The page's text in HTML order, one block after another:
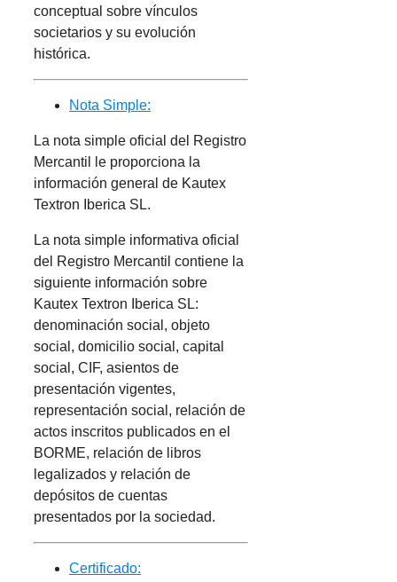
conceptual sobre vínculos
societarios y su evolución
histórica.
Nota Simple:
La nota simple oficial del Registro
Mercantil le proporciona la
información general de Kautex
Textron Iberica SL.
La nota simple informativa oficial
del Registro Mercantil contiene la
siguiente información sobre
Kautex Textron Iberica SL:
denominación social, objeto
social, domicilio social, capital
social, CIF, asientos de
presentación vigentes,
representación social, relación de
actos inscritos publicados en el
BORME, relación de libros
legalizados y relación de
depósitos de cuentas
presentados por la sociedad.
Certificado: